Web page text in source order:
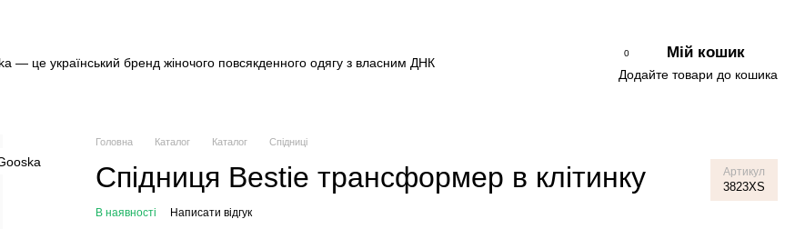
0 Мій кошик
Додайте товари до кошика
Головна Каталог Каталог Спідниці
Спідниця Bestie трансформер в клітинку Артикул
3823XS
В наявності Написати відгук